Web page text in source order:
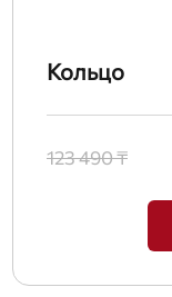
Кольцо
123 490 ₸